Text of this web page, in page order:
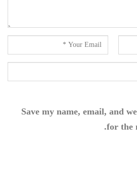
Save my name, email, and
for the